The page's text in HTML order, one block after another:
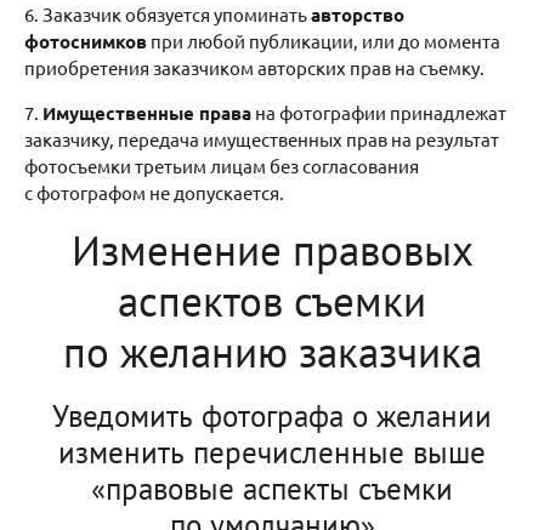
6. Заказчик обязуется упоминатьавторство
фотоснимков при любой публикации, или до момента
приобретения заказчиком авторских прав на съемку.
7. Имущественные права на фотографии принадлежат
заказчику, передача имущественных прав на результат
фотосъемки третьим лицам без согласования
с фотографом не допускается.
Изменение правовых
аспектов съемки
по желанию заказчика
Уведомить фотографа о желании
изменить перечисленные выше
«правовые аспекты съемки